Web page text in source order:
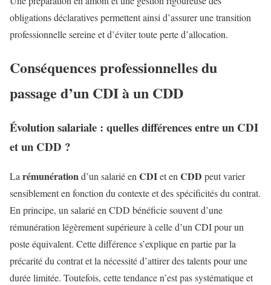
obligations déclaratives permettent ainsi d’assurer une transition
professionnelle sereine et d’éviter toute perte d’allocation.
Conséquences professionnelles du
passage d’un CDI à un CDD
Évolution salariale : quelles différences entre un CDI
et un CDD ?
La rémunérationd’un salarié en CDIet en CDD peut varier
sensiblement en fonction du contexte et des spécificités du contrat.
En principe, un salarié en CDD bénéficie souvent d’une
rémunération légèrement supérieure à celle d’un CDI pour un
poste équivalent. Cette différence s’explique en partie par la
précarité du contrat et la nécessité d’attirer des talents pour une
durée limitée. Toutefois, cette tendance n’est pas systématique et